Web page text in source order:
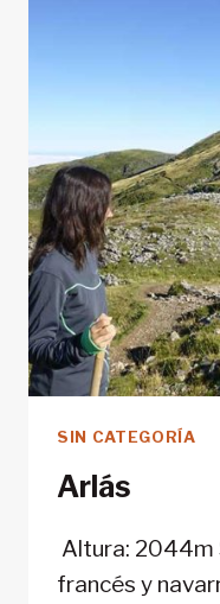
SIN CATEGORÍA
Arlás
Altura: 2044m
francés y